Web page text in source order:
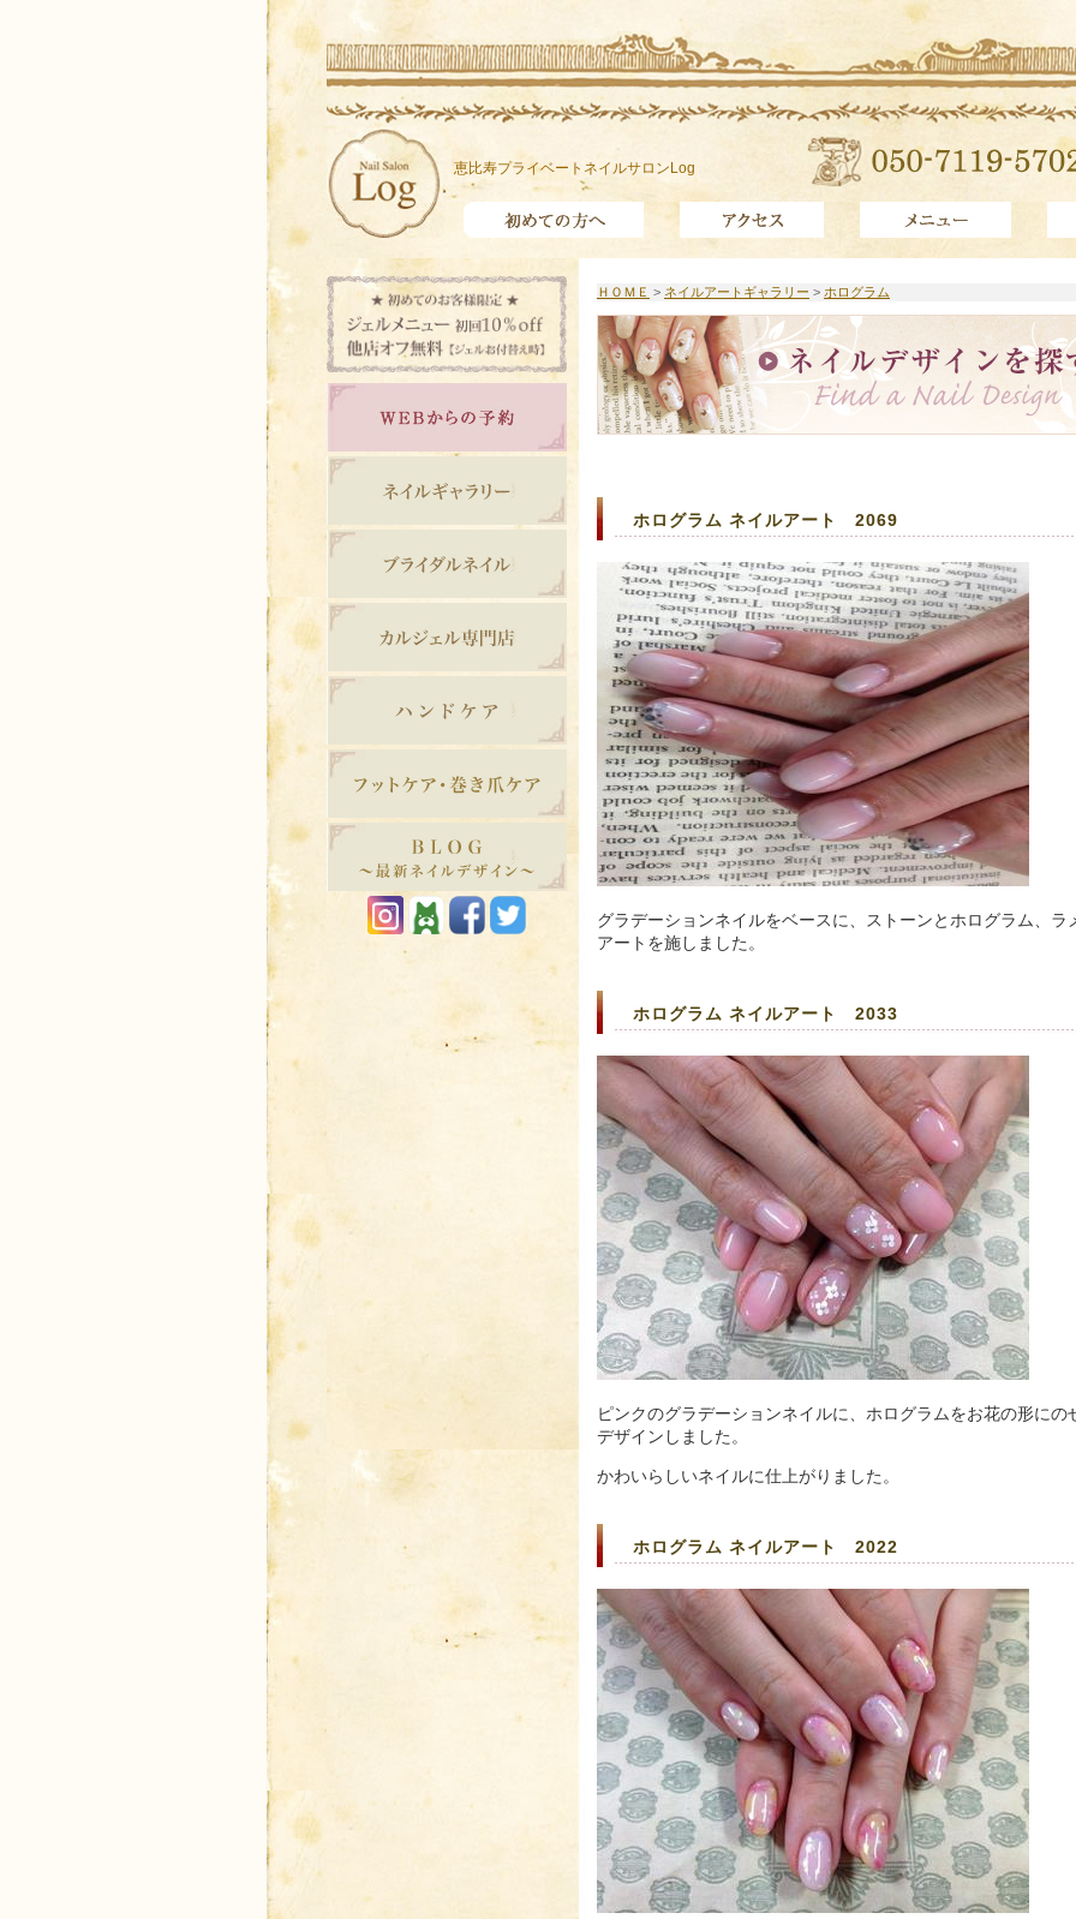
恵比寿プライベートネイルサロンLog
ＨＯＭＥ > ネイルアートギャラリー > ホログラム
ホログラム ネイルアート 2069
グラデーションネイルをベースに、ストーンとホログラム、ラ
アートを施しました。
ホログラム ネイルアート 2033
ピンクのグラデーションネイルに、ホログラムをお花の形にの
デザインしました。
かわいらしいネイルに仕上がりました。
ホログラム ネイルアート 2022